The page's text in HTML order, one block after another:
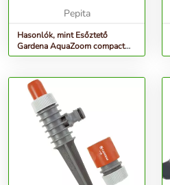
Pepita
Hasonlók, mint Esőztető
Gardena AquaZoom compact
négyszög esőztető, max: 216